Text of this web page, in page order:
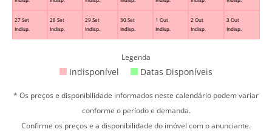
27 Set
Indisp.
28 Set
Indisp.
29 Set
Indisp.
30 Set
Indisp.
1 Out
Indisp.
2 Out
Indisp.
3 Out
Indisp.
Legenda
Indisponível Datas Disponíveis
* Os preços e disponibilidade informados neste calendário podem variar
conforme o período e demanda.
Confirme os preços e a disponibilidade do imóvel com o anunciante.